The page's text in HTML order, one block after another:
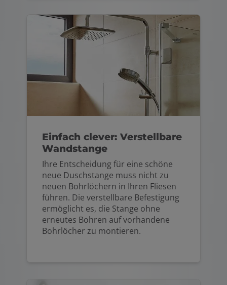
Einfach clever: Verstellbare
Wandstange
Ihre Entscheidung für eine schöne
neue Duschstange muss nicht zu
neuen Bohrlöchern in Ihren Fliesen
führen. Die verstellbare Befestigung
ermöglicht es, die Stange ohne
erneutes Bohren auf vorhandene
Bohrlöcher zu montieren.